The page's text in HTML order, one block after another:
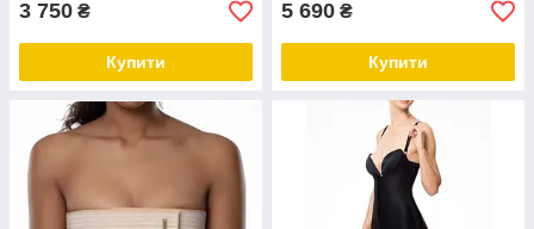
3 750 ₴
Купити
5 690 ₴
Купити